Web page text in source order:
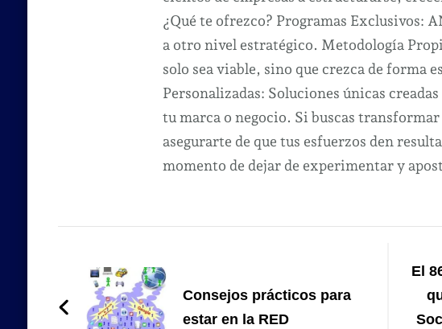
¿Qué te ofrezco? Programas Exclusivos:
a otro nivel estratégico. Metodología
solo sea viable, sino que crezca de forma
Personalizadas: Soluciones únicas
tu marca o negocio. Si buscas
asegurarte de que tus esfuerzos den
momento de dejar de experimentar y
de
entradas
Consejos prácticos para
estar en la RED
El